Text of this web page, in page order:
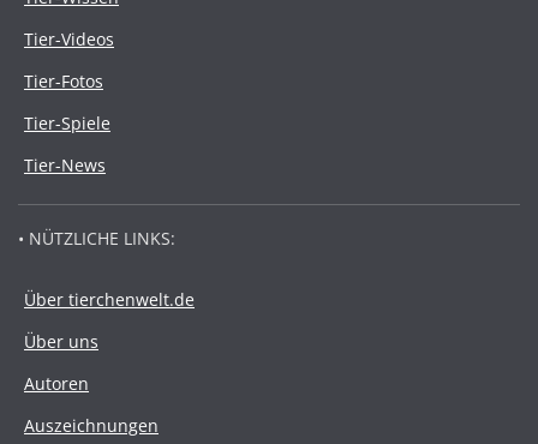
Tier-Videos
Tier-Fotos
Tier-Spiele
Tier-News
• NÜTZLICHE LINKS:
Über tierchenwelt.de
Über uns
Autoren
Auszeichnungen